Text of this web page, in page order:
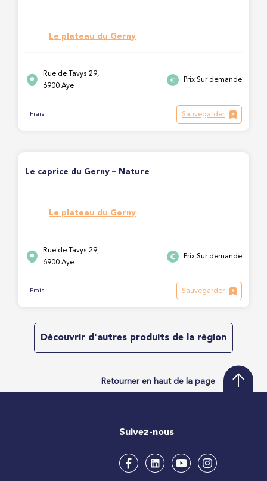
Le plateau du Gerny
Rue de Tavys 29,
6900 Aye
Prix Sur demande
Frais Sauvegarder
Le caprice du Gerny – Nature
Le plateau du Gerny
Rue de Tavys 29,
6900 Aye
Prix Sur demande
Frais Sauvegarder
Découvrir d'autres produits de la région
Retourner en haut de la page
Suivez-nous